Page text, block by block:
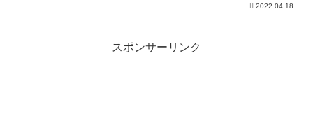
2022.04.18
スポンサーリンク